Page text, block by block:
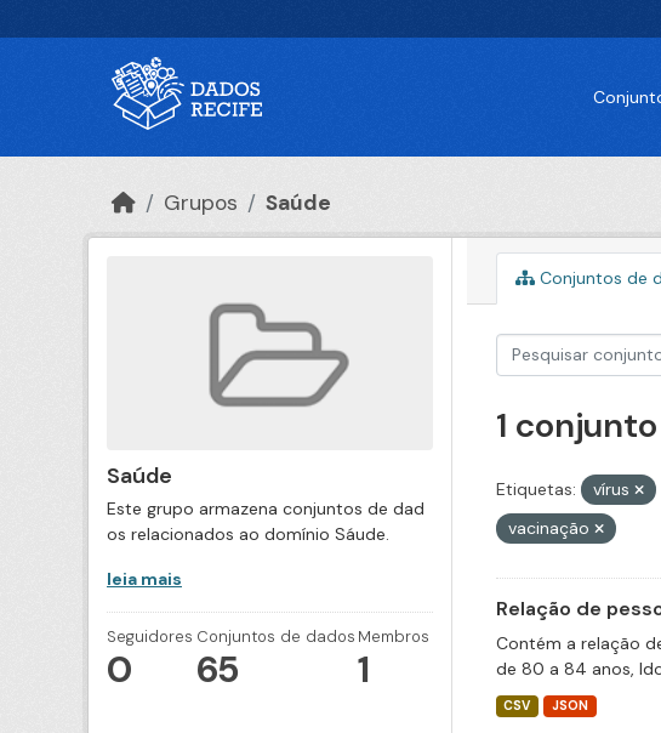
Grupos Saúde
Saúde
Este grupo armazena conjuntos de dad
os relacionados ao domínio Sáude.
leia mais
Seguidores
0
Conjuntos de dados
65
Membros
1
Conjuntos de
1
Etiquetas: vírus
vacinação
Relação de
Contém a relação
de 80 a 84 anos,
CSV JSON